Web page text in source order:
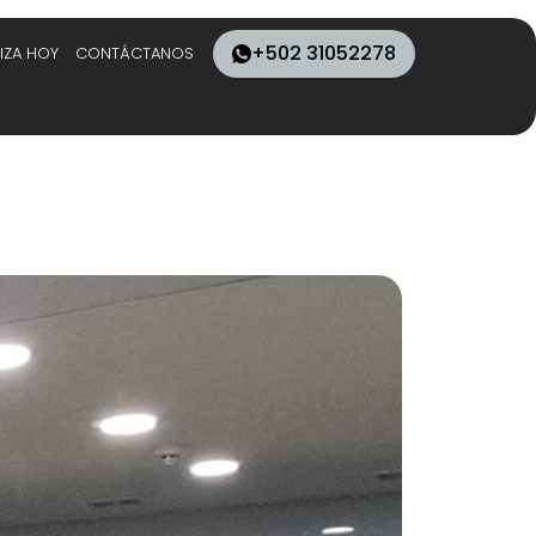
HOY CONTÁCTANOS +502 31052278